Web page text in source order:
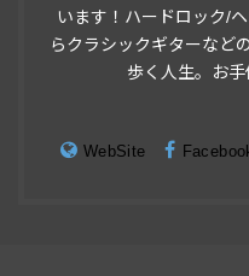
います！ハードロック/
らクラシックギターなど
歩く人生。お手
WebSite